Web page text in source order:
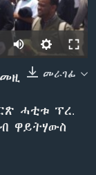
መራገፊ
ሓቲቱ ፕረ.
ዋይትሃውስ